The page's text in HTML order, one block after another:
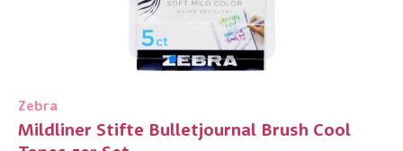
Zebra
Mildliner Stifte Bulletjournal Brush Cool